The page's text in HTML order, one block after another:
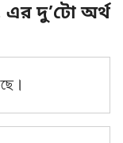
এর দু’টো অর্থ